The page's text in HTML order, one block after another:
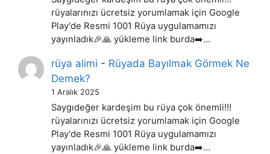
rüyalarınızı ücretsiz yorumlamak için Google
Play'de Resmi 1001 Rüya uygulamamızı
yayınladık🎉🙏 yükleme link burda➡️…
rüya alimi - Rüyada Bayılmak Görmek Ne
Demek?
1 Aralık 2025
Saygıdeğer kardeşim bu rüya çok önemli!!!
rüyalarınızı ücretsiz yorumlamak için Google
Play'de Resmi 1001 Rüya uygulamamızı
yayınladık🎉🙏 yükleme link burda➡️…